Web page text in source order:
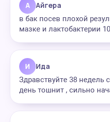
А Айгера
в бак посев плохой
мазке и лактобактерии
И Ида
Здравствуйте 38 недель
день тошнит , сильно